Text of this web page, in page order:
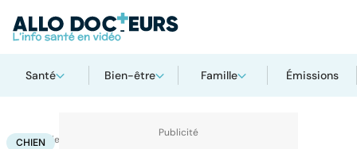
Santé Bien-être Famille Émissions
Accueil Bien-être
CHIEN